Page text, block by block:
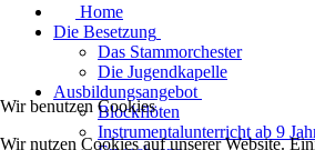
Home
Die Besetzung
Das Stammorchester
Die Jugendkapelle
Ausbildungsangebot
Blockflöten
Instrumentalunterricht ab 9
Wir benutzen Cookies
Wir nutzen Cookies auf unserer Website.